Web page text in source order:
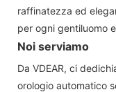
raffinatezza ed
per ogni gentiluomo
Noi serviamo
Da VDEAR, ci
orologio automatico